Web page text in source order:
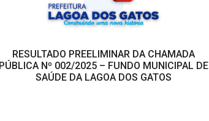
RESULTADO PREELIMINAR DA CHAMADA
PÚBLICA Nº 002/2025 – FUNDO MUNICIPAL DE
SAÚDE DA LAGOA DOS GATOS